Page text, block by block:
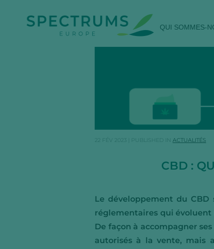
QUI SOMMES-
22 FÉV 2023 ACTUALITÉS
CBD :
Le développement du CBD
réglementaires qui évoluent
De façon à accompagner
autorisés à la vente, mais